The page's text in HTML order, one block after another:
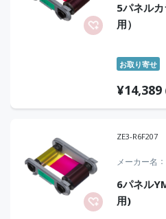
5パネル
用）
お取り寄せ
¥14,389
ZE3-R6F207
メーカー名
6パネル
用)